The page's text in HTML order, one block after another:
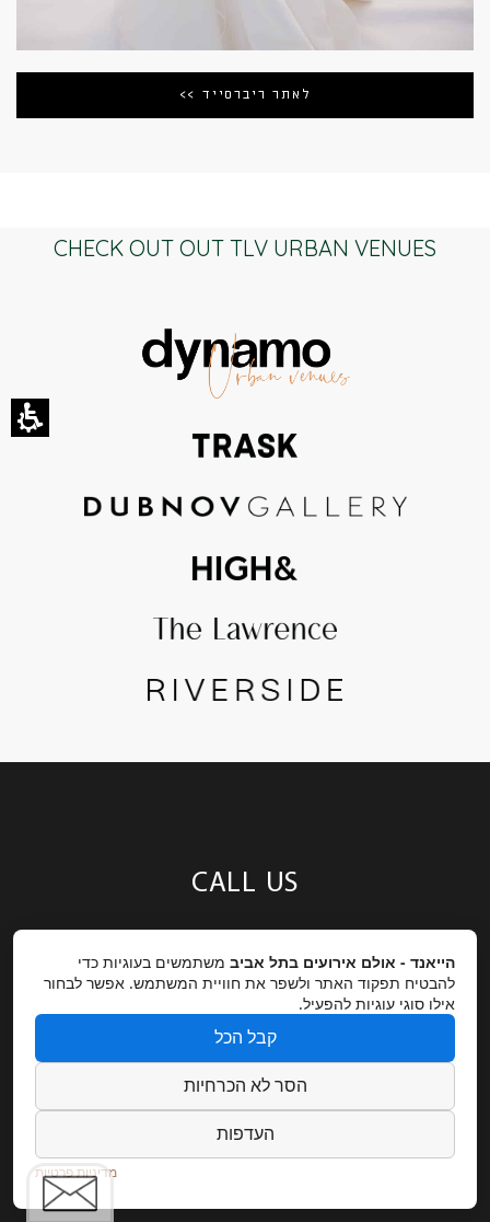
לאתר ריברסייד >>
CHECK OUT OUT TLV URBAN VENUES
CALL US
פקס: 03-5225592
OUR LOCATION
רחוב התעשיה 9 – תל אביב
הייאנד - אולם אירועים בתל אביב משתמשים בעוגיות כדי
להבטיח תפקוד האתר ולשפר את חוויית המשתמש. אפשר לבחור
אילו סוגי עוגיות להפעיל.
קבל הכל
הסר לא הכרחיות
העדפות
מדיניות פרטיות